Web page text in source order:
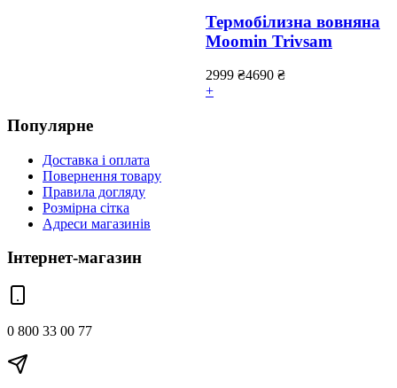
Термобілизна вовняна
Moomin Trivsam
2999 ₴4690 ₴
+
Популярне
Доставка і оплата
Повернення товару
Правила догляду
Розмірна сітка
Адреси магазинів
Інтернет-магазин
0 800 33 00 77